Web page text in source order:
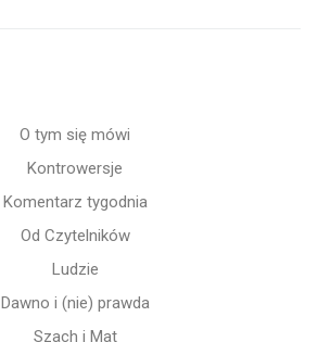
O tym się mówi
Kontrowersje
Komentarz tygodnia
Od Czytelników
Ludzie
Dawno i (nie) prawda
Szach i Mat